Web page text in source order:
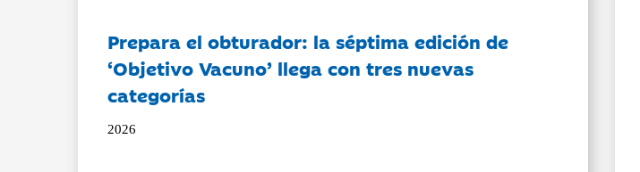
Prepara el obturador: la séptima edición de
‘Objetivo Vacuno’ llega con tres nuevas
categorías
2026